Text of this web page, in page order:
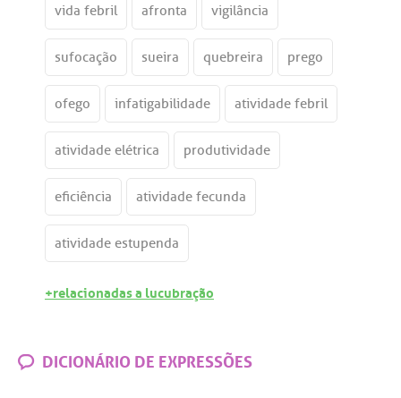
vida febril afronta vigilância
sufocação sueira quebreira prego
ofego infatigabilidade atividade febril
atividade elétrica produtividade
eficiência atividade fecunda
atividade estupenda
+relacionadas a lucubração
DICIONÁRIO DE EXPRESSÕES